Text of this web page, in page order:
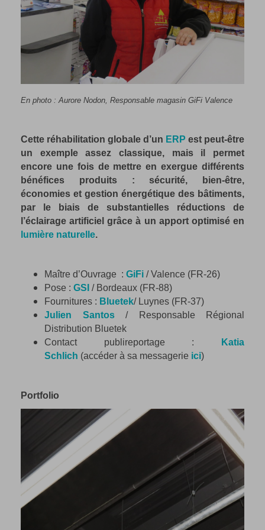
En photo : Aurore Nodon, Responsable magasin GiFi Valence
Cette réhabilitation globale d’un ERP est peut-être
un exemple assez classique, mais il permet
encore une fois de mettre en exergue différents
bénéfices produits : sécurité, bien-être,
économies et gestion énergétique des bâtiments,
par le biais de substantielles réductions de
l’éclairage artificiel grâce à un apport optimisé en
lumière naturelle.
Maître d’Ouvrage : GiFi / Valence (FR-26)
Pose : GSI / Bordeaux (FR-88)
Fournitures : Bluetek/ Luynes (FR-37)
Julien Santos/ Responsable Régional
Distribution Bluetek
Contact publireportage :
Katia
Schlich (accéder à sa messagerie ici)
Portfolio